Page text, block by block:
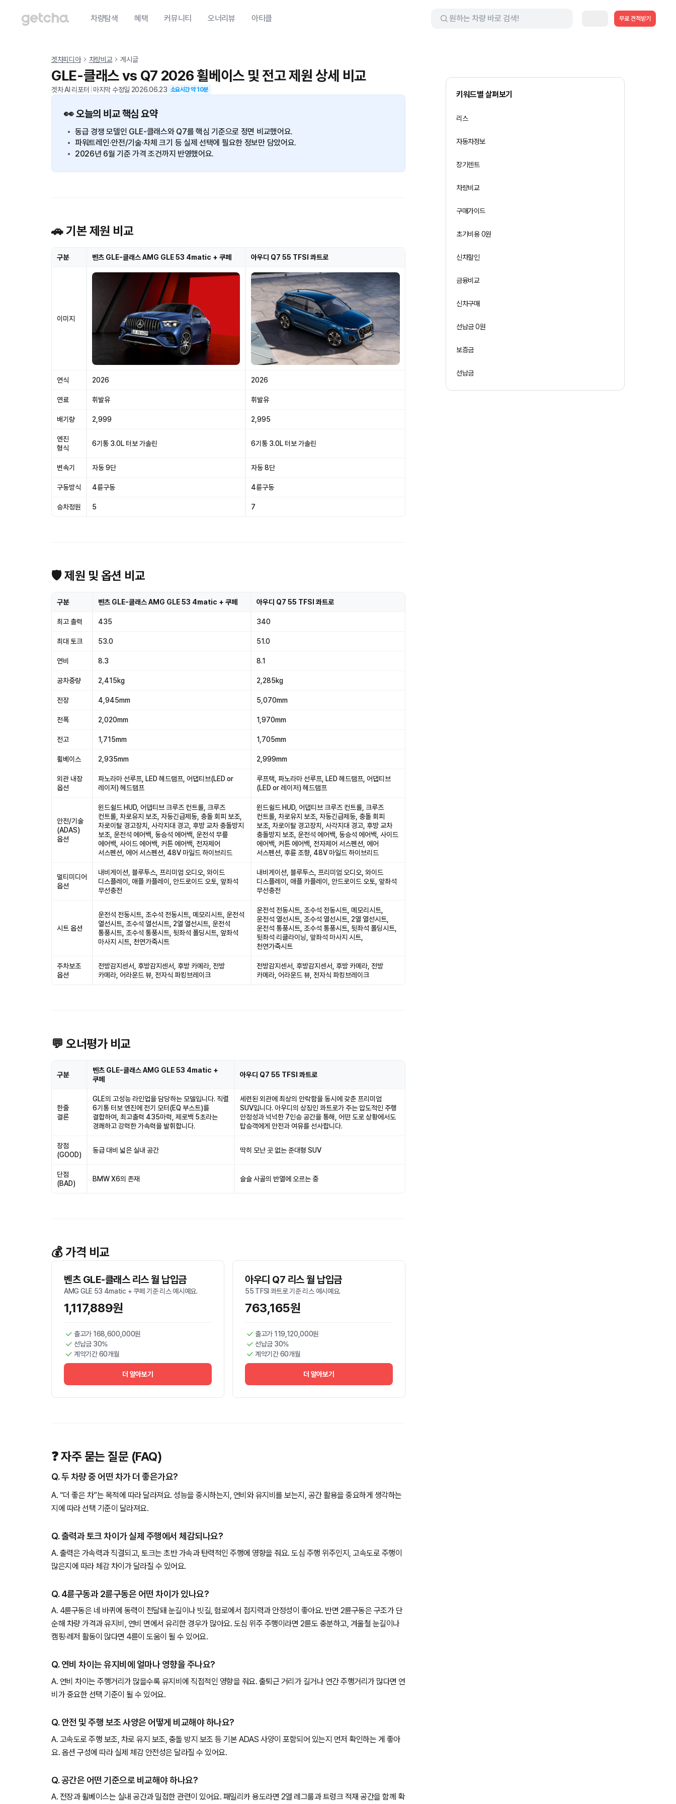
차량탐색 혜택 커뮤니티 오너리뷰 아티클 무료 견적받기
겟차피디아 차량비교 게시글
GLE-클래스 vs Q7 2026 휠베이스 및 전고 제원 상세 비교
겟차 AI 리포터 마지막 수정일 2026.06.23 소요시간 약10분
👀 오늘의 비교 핵심 요약
동급 경쟁 모델인 GLE-클래스와 Q7를 핵심 기준으로 정면 비교했어요.
파워트레인·안전/기술·차체 크기 등 실제 선택에 필요한 정보만 담았어요.
2026년 6월 기준 가격 조건까지 반영했어요.
🚗 기본 제원 비교
구분 벤츠 GLE-클래스 AMG GLE 53 4matic + 쿠페 아우디 Q7 55 TFSI 콰트로
이미지
연식 2026 2026
연료 휘발유 휘발유
배기량 2,999 2,995
엔진
형식
6기통 3.0L 터보 가솔린 6기통 3.0L 터보 가솔린
변속기 자동 9단 자동 8단
구동방식 4륜구동 4륜구동
승차정원 5 7
🛡 제원 및 옵션 비교
구분 벤츠 GLE-클래스 AMG GLE 53 4matic + 쿠페 아우디 Q7 55 TFSI 콰트로
최고 출력 435 340
최대 토크 53.0 51.0
연비 8.3 8.1
공차중량 2,415kg 2,285kg
전장 4,945mm 5,070mm
전폭 2,020mm 1,970mm
전고 1,715mm 1,705mm
휠베이스 2,935mm 2,999mm
외관 내장
옵션
파노라마 선루프, LED 헤드램프, 어댑티브(LED or
레이저) 헤드램프
루프랙, 파노라마 선루프, LED 헤드램프, 어댑티브
(LED or 레이저) 헤드램프
안전/기술
(ADAS)
옵션
윈드쉴드 HUD, 어댑티브 크루즈 컨트롤, 크루즈
컨트롤, 차로유지 보조, 자동긴급제동, 충돌 회피 보조,
차로이탈 경고장치, 사각지대 경고, 후방 교차 충돌방지
보조, 운전석 에어백, 동승석 에어백, 운전석 무릎
에어백, 사이드 에어백, 커튼 에어백, 전자제어
서스펜션, 에어 서스펜션, 48V 마일드 하이브리드
윈드쉴드 HUD, 어댑티브 크루즈 컨트롤, 크루즈
컨트롤, 차로유지 보조, 자동긴급제동, 충돌 회피
보조, 차로이탈 경고장치, 사각지대 경고, 후방 교차
충돌방지 보조, 운전석 에어백, 동승석 에어백, 사이드
에어백, 커튼 에어백, 전자제어 서스펜션, 에어
서스펜션, 후륜 조향, 48V 마일드 하이브리드
멀티미디어
옵션
내비게이션, 블루투스, 프리미엄 오디오, 와이드
디스플레이, 애플 카플레이, 안드로이드 오토, 앞좌석
무선충전
내비게이션, 블루투스, 프리미엄 오디오, 와이드
디스플레이, 애플 카플레이, 안드로이드 오토, 앞좌석
무선충전
시트 옵션
운전석 전동시트, 조수석 전동시트, 메모리시트, 운전석
열선시트, 조수석 열선시트, 2열 열선시트, 운전석
통풍시트, 조수석 통풍시트, 뒷좌석 폴딩시트, 앞좌석
마사지 시트, 천연가죽시트
운전석 전동시트, 조수석 전동시트, 메모리시트,
운전석 열선시트, 조수석 열선시트, 2열 열선시트,
운전석 통풍시트, 조수석 통풍시트, 뒷좌석 폴딩시트,
뒷좌석 리클라이닝, 앞좌석 마사지 시트,
천연가죽시트
주차보조
옵션
전방감지센서, 후방감지센서, 후방 카메라, 전방
카메라, 어라운드 뷰, 전자식 파킹브레이크
전방감지센서, 후방감지센서, 후방 카메라, 전방
카메라, 어라운드 뷰, 전자식 파킹브레이크
💬 오너평가 비교
구분
벤츠 GLE-클래스 AMG GLE 53 4matic +
쿠페
아우디 Q7 55 TFSI 콰트로
한줄
결론
GLE의 고성능 라인업을 담당하는 모델입니다. 직렬
6기통 터보 엔진에 전기 모터(EQ 부스트)를
결합하여, 최고출력 435마력, 제로백 5초라는
경쾌하고 강력한 가속력을 발휘합니다.
세련된 외관에 최상의 안락함을 동시에 갖춘 프리미엄
SUV입니다. 아우디의 상징인 콰트로가 주는 압도적인 주행
안정성과 넉넉한 7인승 공간을 통해, 어떤 도로 상황에서도
탑승객에게 안전과 여유를 선사합니다.
장점
(GOOD)
동급 대비 넓은 실내 공간 딱히 모난 곳 없는 준대형 SUV
단점
(BAD)
BMW X6의 존재 슬슬 사골의 반열에 오르는 중
💰 가격 비교
벤츠 GLE-클래스 리스 월 납입금
AMG GLE 53 4matic + 쿠페 기준 리스 예시예요.
1,117,889원
출고가 168,600,000원
선납금 30%
계약기간 60개월
더 알아보기
아우디 Q7 리스 월 납입금
55 TFSI 콰트로 기준 리스 예시예요.
763,165원
출고가 119,120,000원
선납금 30%
계약기간 60개월
더 알아보기
❓ 자주 묻는 질문 (FAQ)
Q. 두 차량 중 어떤 차가 더 좋은가요?
A. “더 좋은 차”는 목적에 따라 달라져요. 성능을 중시하는지, 연비와 유지비를 보는지, 공간 활용을 중요하게 생각하는
지에 따라 선택 기준이 달라져요.
Q. 출력과 토크 차이가 실제 주행에서 체감되나요?
A. 출력은 가속력과 직결되고, 토크는 초반 가속과 탄력적인 주행에 영향을 줘요. 도심 주행 위주인지, 고속도로 주행이
많은지에 따라 체감 차이가 달라질 수 있어요.
Q. 4륜구동과 2륜구동은 어떤 차이가 있나요?
A. 4륜구동은 네 바퀴에 동력이 전달돼 눈길이나 빗길, 험로에서 접지력과 안정성이 좋아요. 반면 2륜구동은 구조가 단
순해 차량 가격과 유지비, 연비 면에서 유리한 경우가 많아요. 도심 위주 주행이라면 2륜도 충분하고, 겨울철 눈길이나
캠핑·레저 활동이 많다면 4륜이 도움이 될 수 있어요.
Q. 연비 차이는 유지비에 얼마나 영향을 주나요?
A. 연비 차이는 주행거리가 많을수록 유지비에 직접적인 영향을 줘요. 출퇴근 거리가 길거나 연간 주행거리가 많다면 연
비가 중요한 선택 기준이 될 수 있어요.
Q. 안전 및 주행 보조 사양은 어떻게 비교해야 하나요?
A. 고속도로 주행 보조, 차로 유지 보조, 충돌 방지 보조 등 기본 ADAS 사양이 포함되어 있는지 먼저 확인하는 게 좋아
요. 옵션 구성에 따라 실제 체감 안전성은 달라질 수 있어요.
Q. 공간은 어떤 기준으로 비교해야 하나요?
A. 전장과 휠베이스는 실내 공간과 밀접한 관련이 있어요. 패밀리카 용도라면 2열 레그룸과 트렁크 적재 공간을 함께 확
키워드별 살펴보기
리스
자동차정보
장기렌트
차량비교
구매가이드
초기비용 0원
신차할인
금융비교
신차구매
선납금 0원
보증금
선납금